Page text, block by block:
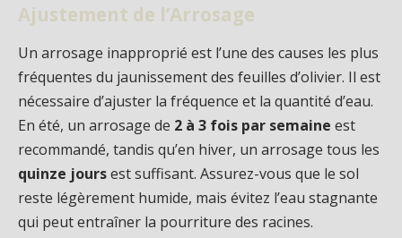
Ajustement de l’Arrosage
Un arrosage inapproprié est l’une des causes les plus
fréquentes du jaunissement des feuilles d’olivier. Il est
nécessaire d’ajuster la fréquence et la quantité d’eau.
En été, un arrosage de 2 à 3 fois par semaine est
recommandé, tandis qu’en hiver, un arrosage tous les
quinze joursest suffisant. Assurez-vous que le sol
reste légèrement humide, mais évitez l’eau stagnante
qui peut entraîner la pourriture des racines.